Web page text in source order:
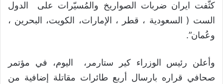
كثّفت ايران ضربات الصواريخ والمُسيّرات على الدول
الست ( السعودية ، قطر ، الإمارات، الكويت، البحرين ،
وعُمان”.
وأعلن رئيس الوزراء كير ستارمر، اليوم، في مؤتمر
صحافي قراره بارسال أربع طائرات مقاتلة إضافية من